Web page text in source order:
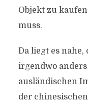
Objekt zu
muss.
Da liegt es nahe,
irgendwo
ausländischen
der